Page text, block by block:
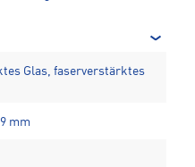
Glas, faserverstärktes
mm